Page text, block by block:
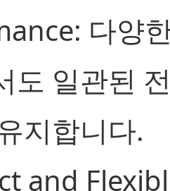
다양
도 일관된
지합니다.
and